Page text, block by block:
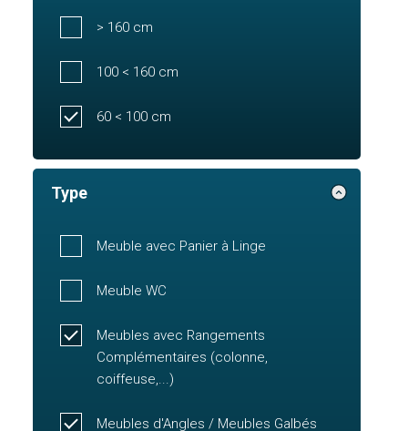
> 160 cm
100 < 160 cm
60 < 100 cm
Type
Meuble avec Panier à Linge
Meuble WC
Meubles avec Rangements
Complémentaires (colonne,
coiffeuse,...)
Meubles d'Angles / Meubles Galbés